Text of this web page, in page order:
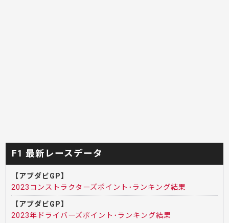
F1 最新レースデータ
【アブダビGP】
2023コンストラクターズポイント･ランキング結果
【アブダビGP】
2023年ドライバーズポイント･ランキング結果